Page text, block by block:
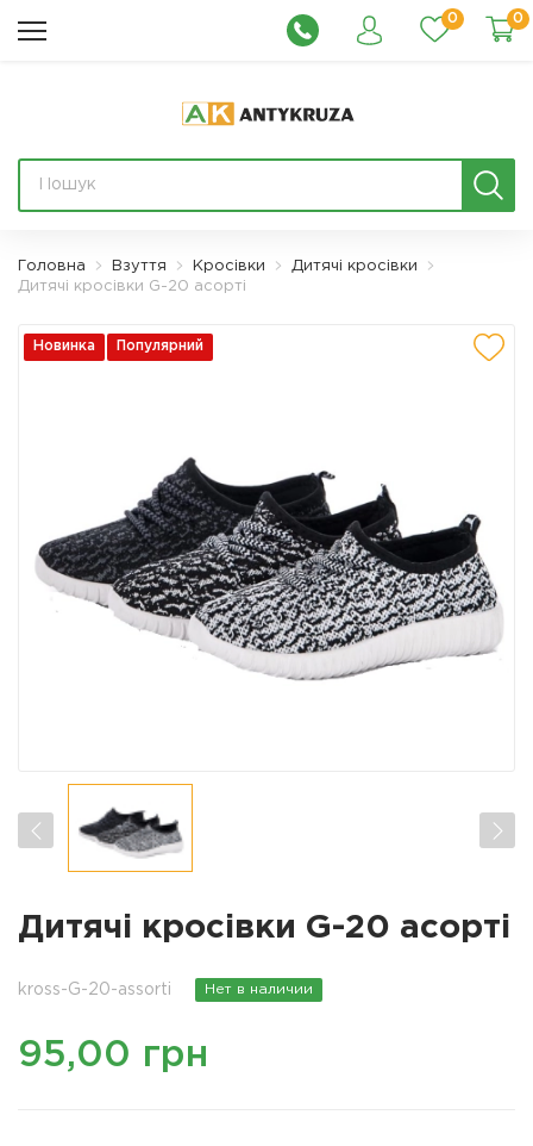
0 0
Головна Взуття Кросівки
Дитячі кросівки
Дитячі кросівки G-20 асорті
Новинка Популярний
Дитячі кросівки G-20 асорті
kross-G-20-assorti Нет в наличии
95,00 грн